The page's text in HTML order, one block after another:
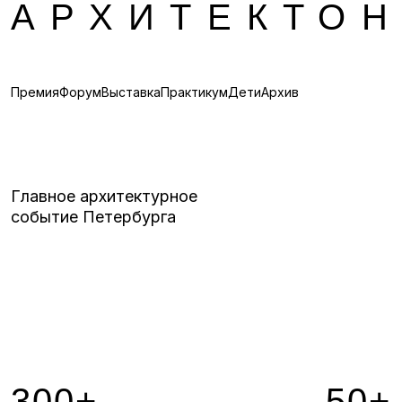
АРХИТЕКТОН
ПремияФорумВыставкаПрактикумДетиАрхив
Главное архитектурное
событие Петербурга